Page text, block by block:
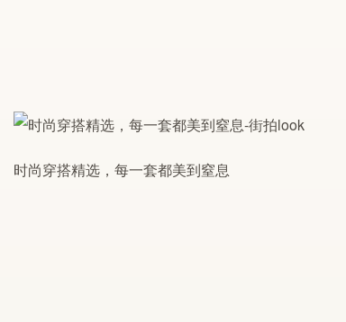
时尚穿搭精选，每一套都美到窒息